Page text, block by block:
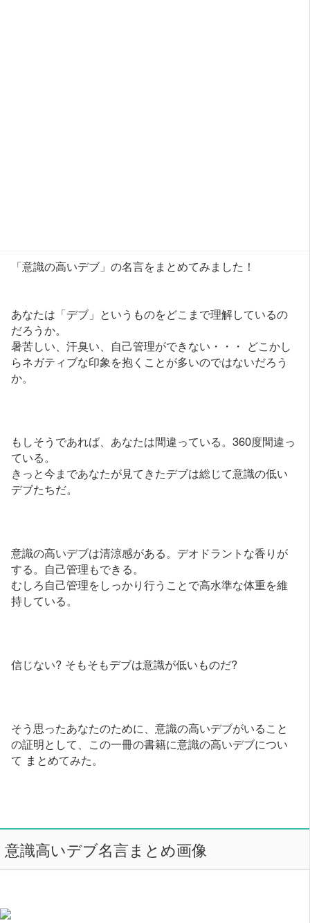
「意識の高いデブ」の名言をまとめてみました！
あなたは「デブ」というものをどこまで理解しているの
だろうか。
暑苦しい、汗臭い、自己管理ができない・・・ どこかし
らネガティブな印象を抱くことが多いのではないだろう
か。
もしそうであれば、あなたは間違っている。360度間違っ
ている。
きっと今まであなたが見てきたデブは総じて意識の低い
デブたちだ。
意識の高いデブは清涼感がある。デオドラントな香りが
する。自己管理もできる。
むしろ自己管理をしっかり行うことで高水準な体重を維
持している。
信じない? そもそもデブは意識が低いものだ?
そう思ったあなたのために、意識の高いデブがいること
の証明として、この一冊の書籍に意識の高いデブについ
て まとめてみた。
意識高いデブ名言まとめ画像